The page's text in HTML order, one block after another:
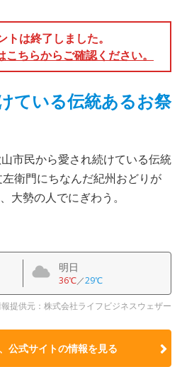
は終了しました。
ちらからご確認ください。
ている伝統あるお祭
市民から愛され続けている伝統
衛門にちなんだ紀州おどりが
大勢の人でにぎわう。
明日
36℃／29℃
提供元：株式会社ライフビジネスウェザー
公式サイトの情報を見る